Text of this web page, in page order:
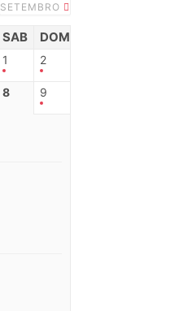
SETEMBRO
SAB DOM
1 2
8 9